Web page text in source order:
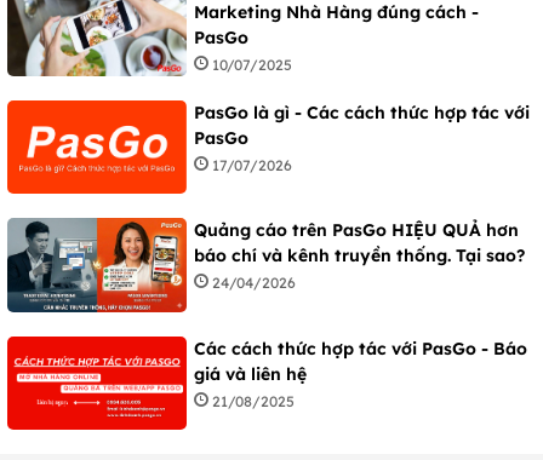
Marketing Nhà Hàng đúng cách -
PasGo
10/07/2025
PasGo là gì - Các cách thức hợp tác với
PasGo
17/07/2026
Quảng cáo trên PasGo HIỆU QUẢ hơn
báo chí và kênh truyền thống. Tại sao?
24/04/2026
Các cách thức hợp tác với PasGo - Báo
giá và liên hệ
21/08/2025